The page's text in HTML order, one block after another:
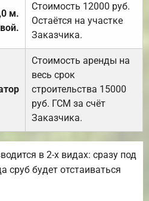
м.
Стоимость 12000 руб.
Остаётся на участке
Заказчика.
Стоимость аренды на
весь срок
строительства 15000
руб. ГСМ за счёт
Заказчика.
в 2-х видах: сразу под
сруб будет отстаиваться